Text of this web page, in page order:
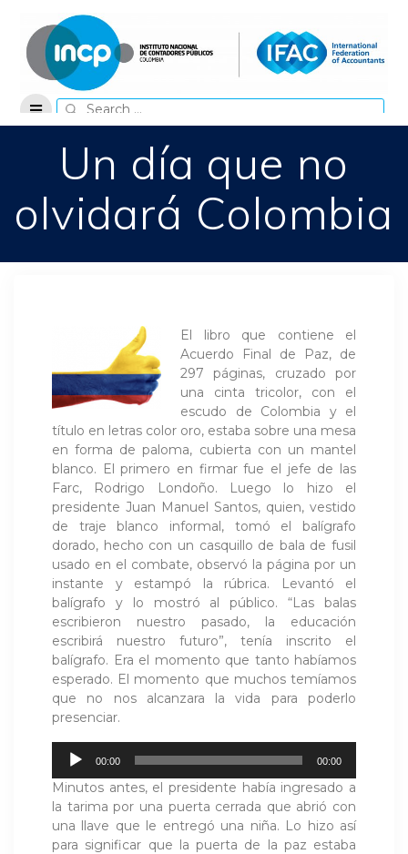
content
Search
for:
Un día que no
olvidará Colombia
El libro que contiene el
Acuerdo Final de Paz, de
297 páginas, cruzado por
una cinta tricolor, con el
escudo de Colombia y el
título en letras color oro, estaba sobre una mesa
en forma de paloma, cubierta con un mantel
blanco. El primero en firmar fue el jefe de las
Farc, Rodrigo Londoño. Luego lo hizo el
presidente Juan Manuel Santos, quien, vestido
de traje blanco informal, tomó el balígrafo
dorado, hecho con un casquillo de bala de fusil
usado en el combate, observó la página por un
instante y estampó la rúbrica. Levantó el
balígrafo y lo mostró al público. “Las balas
escribieron nuestro pasado, la educación
escribirá nuestro futuro”, tenía inscrito el
balígrafo. Era el momento que tanto habíamos
esperado. El momento que muchos temíamos
que no nos alcanzara la vida para poderlo
presenciar.
Reproductor
audio
00:00 00:00
Minutos antes, el presidente había ingresado a
la tarima por una puerta cerrada que abrió con
una llave que le entregó una niña. Lo hizo así
para significar que la puerta de la paz estaba